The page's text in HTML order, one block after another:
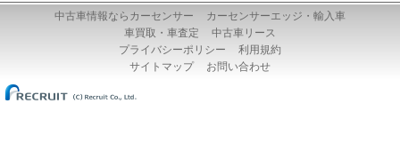
中古車情報ならカーセンサー
カーセンサーエッジ・輸入車
車買取・車査定
中古車リース
プライバシーポリシー
利用規約
サイトマップ
お問い合わせ